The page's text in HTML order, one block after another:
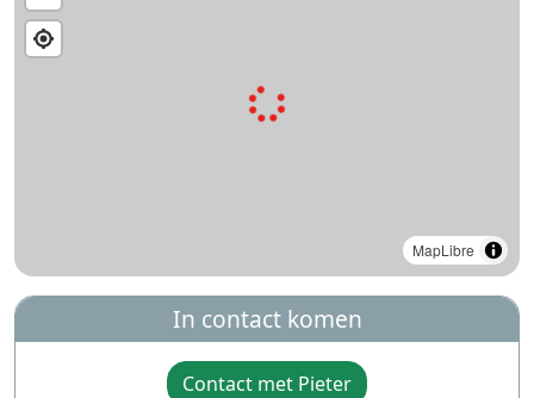
MapLibre
In contact komen
Contact met Pieter